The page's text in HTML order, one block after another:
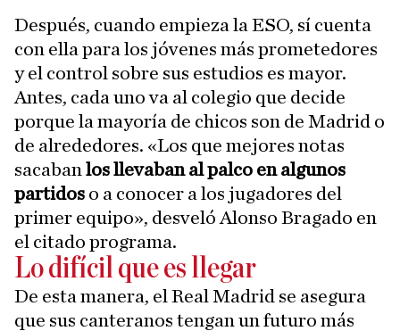
Después, cuando empieza la ESO, sí cuenta
con ella para los jóvenes más prometedores
y el control sobre sus estudios es mayor.
Antes, cada uno va al colegio que decide
porque la mayoría de chicos son de Madrid o
de alrededores. «Los que mejores notas
sacaban los llevaban al palco en algunos
partidos o a conocer a los jugadores del
primer equipo», desveló Alonso Bragado en
el citado programa.
Lo difícil que es llegar
De esta manera, el Real Madrid se asegura
que sus canteranos tengan un futuro más